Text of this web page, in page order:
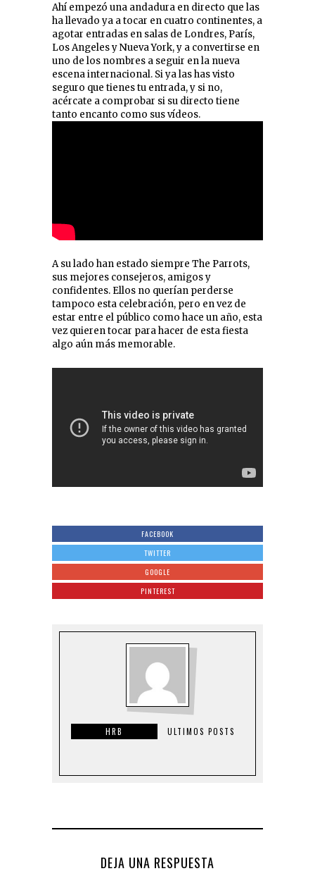
Ahí empezó una andadura en directo que las
ha llevado ya a tocar en cuatro continentes, a
agotar entradas en salas de Londres, París,
Los Angeles y Nueva York, y a convertirse en
uno de los nombres a seguir en la nueva
escena internacional. Si ya las has visto
seguro que tienes tu entrada, y si no,
acércate a comprobar si su directo tiene
tanto encanto como sus vídeos.
A su lado han estado siempre The Parrots,
sus mejores consejeros, amigos y
confidentes. Ellos no querían perderse
tampoco esta celebración, pero en vez de
estar entre el público como hace un año, esta
vez quieren tocar para hacer de esta fiesta
algo aún más memorable.
FACEBOOK
TWITTER
GOOGLE
PINTEREST
HRB ULTIMOS POSTS
DEJA UNA RESPUESTA